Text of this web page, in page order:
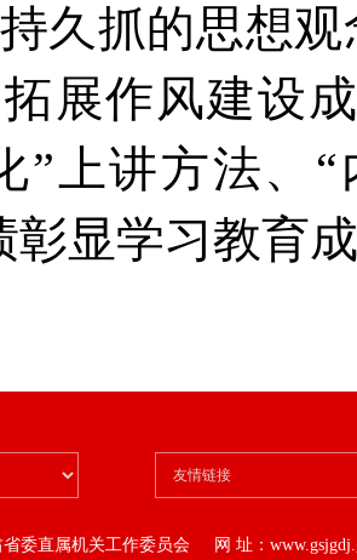
久抓的思想
展作风建设
”上讲方法、
彰显学习教育
委直属机关工作委员会
网 址：